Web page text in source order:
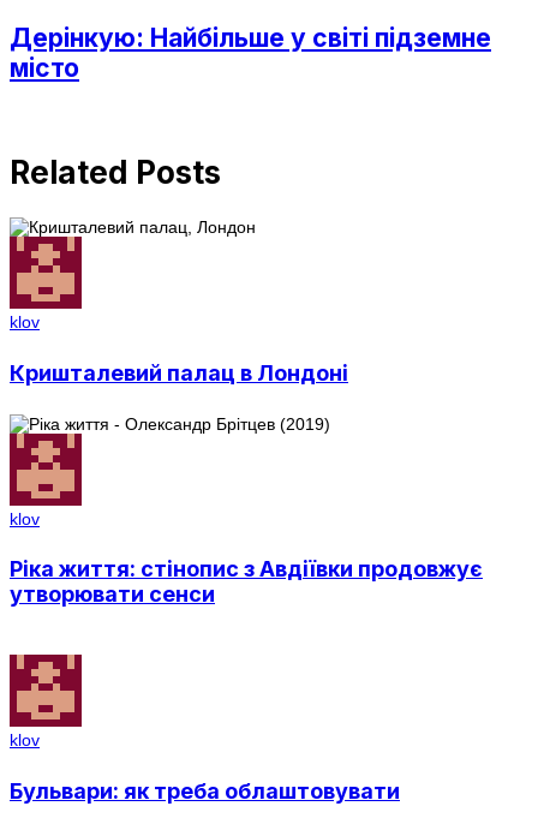
Дерінкую: Найбільше у світі підземне
місто
Related Posts
klov
Кришталевий палац в Лондоні
klov
Ріка життя: стінопис з Авдіївки продовжує
утворювати сенси
klov
Бульвари: як треба облаштовувати